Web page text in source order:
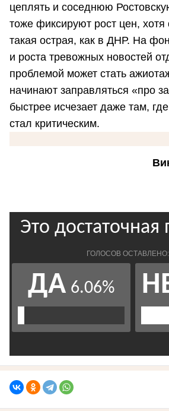
цеплять и соседнюю
тоже фиксируют рост цен, хотя
такая острая, как в ДНР. На
и роста тревожных новостей
проблемой может стать
начинают заправляться «про
быстрее исчезает даже там,
стал критическим.